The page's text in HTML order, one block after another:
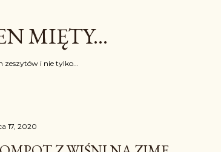
MIĘTY...
zeszytów i nie tylko...
17, 2020